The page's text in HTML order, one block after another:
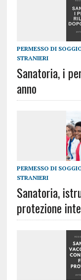
PERMESSO DI
STRANIERI
Sanatoria, i
anno
PERMESSO DI
STRANIERI
Sanatoria,
protezione